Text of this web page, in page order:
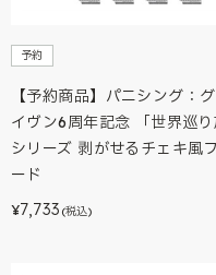
予約
【予約商品】パニシング：
イヴン6周年記念 「世界巡り
シリーズ 剥がせるチェキ風
ード
¥7,733 (税込)